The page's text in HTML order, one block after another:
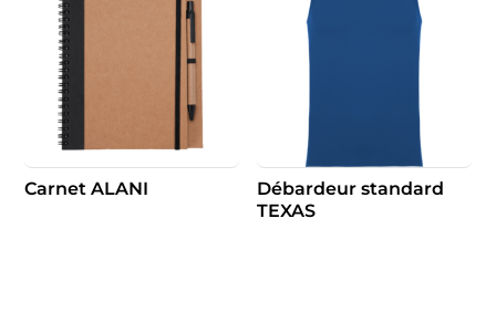
Carnet ALANI
Débardeur standard
TEXAS